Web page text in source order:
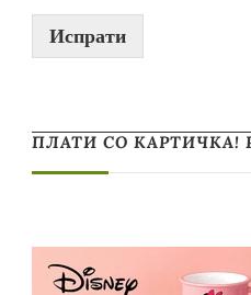
Испрати
ПЛАТИ СО КАРТИЧКА!